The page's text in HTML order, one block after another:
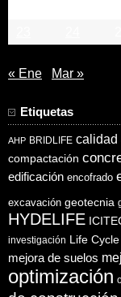
« Ene Mar »
Etiquetas
AHP BRIDLIFE calidad
compactación
edificación encofrado
excavación geotecnia
HYDELIFE
investigación Life
mejora de suelos
optimización